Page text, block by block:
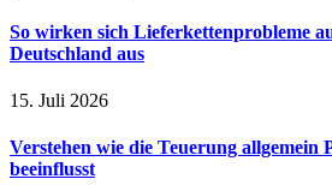
So wirken sich Lieferkettenprobleme
Deutschland aus
15. Juli 2026
Verstehen wie die Teuerung allgemein
beeinflusst